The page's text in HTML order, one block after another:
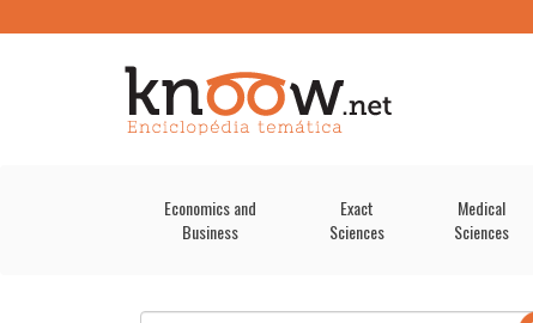
Economics and
Business
Exact
Sciences
Medical
Sciences